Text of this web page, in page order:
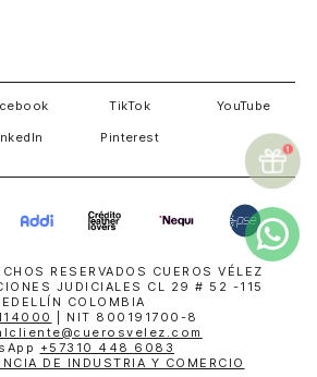
TikTok YouTube
Pinterest
RESERVADOS CUEROS VÉLEZ
JUDICIALES CL 29 # 52 -115
COLOMBIA
| NIT 800191700-8
+57310 448 6083
DE INDUSTRIA Y COMERCIO